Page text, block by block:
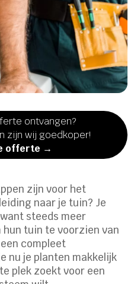
ontvangen?
zijn wij goedkoper!
offerte →
zijn voor het
naar je tuin? Je
steeds meer
tuin te voorzien van
compleet
nu je planten makkelijk
plek zoekt voor een